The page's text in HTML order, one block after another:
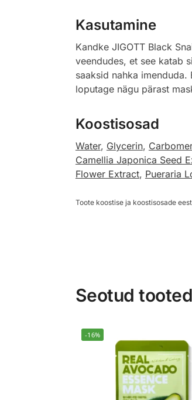
Kasutamine
Kandke JIGOTT Black
veendudes, et see katab
saaksid nahka
loputage nägu pärast
Koostisosad
Water, Glycerin, Carbomer
Camellia Japonica Seed
Flower Extract, Pueraria
Toote koostise ja koostisosade
Seotud tooted
-16%